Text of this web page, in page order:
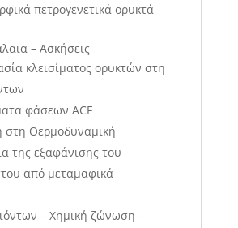
πετρογενετικά ορυκτά
– Ασκήσεις
κλεισίματος ορυκτών στη
φάσεων ACF
στη Θερμοδυναμική
της εξαφάνισης του
από μεταμαφικά
– Χημική ζώνωση –